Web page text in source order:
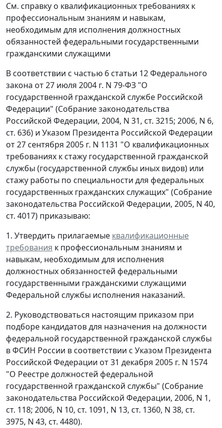
См. справку о квалификационных требованиях к
профессиональным знаниям и навыкам,
необходимым для исполнения должностных
обязанностей федеральными государственными
гражданскими служащими
В соответствии с частью 6 статьи 12 Федерального
закона от 27 июля 2004 г. N 79-ФЗ "О
государственной гражданской службе Российской
Федерации" (Собрание законодательства
Российской Федерации, 2004, N 31, ст. 3215; 2006, N 6,
ст. 636) и Указом Президента Российской Федерации
от 27 сентября 2005 г. N 1131 "О квалификационных
требованиях к стажу государственной гражданской
службы (государственной службы иных видов) или
стажу работы по специальности для федеральных
государственных гражданских служащих" (Собрание
законодательства Российской Федерации, 2005, N 40,
ст. 4017) приказываю:
1. Утвердить прилагаемые квалификационные
требования к профессиональным знаниям и
навыкам, необходимым для исполнения
должностных обязанностей федеральными
государственными гражданскими служащими
Федеральной службы исполнения наказаний.
2. Руководствоваться настоящим приказом при
подборе кандидатов для назначения на должности
федеральной государственной гражданской службы
в ФСИН России в соответствии с Указом Президента
Российской Федерации от 31 декабря 2005 г. N 1574
"О Реестре должностей федеральной
государственной гражданской службы" (Собрание
законодательства Российской Федерации, 2006, N 1,
ст. 118; 2006, N 10, ст. 1091, N 13, ст. 1360, N 38, ст.
3975, N 43, ст. 4480).